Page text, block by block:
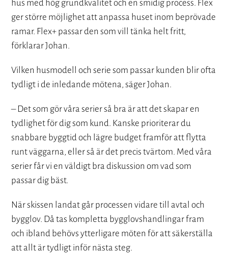
hus med hög grundkvalitet och en smidig process. Flex
ger större möjlighet att anpassa huset inom beprövade
ramar. Flex+ passar den som vill tänka helt fritt,
förklarar Johan.
Vilken husmodell och serie som passar kunden blir ofta
tydligt i de inledande mötena, säger Johan.
– Det som gör våra serier så bra är att det skapar en
tydlighet för dig som kund. Kanske prioriterar du
snabbare byggtid och lägre budget framför att flytta
runt väggarna, eller så är det precis tvärtom. Med våra
serier får vi en väldigt bra diskussion om vad som
passar dig bäst.
När skissen landat går processen vidare till avtal och
bygglov. Då tas kompletta bygglovshandlingar fram
och ibland behövs ytterligare möten för att säkerställa
att allt är tydligt inför nästa steg.